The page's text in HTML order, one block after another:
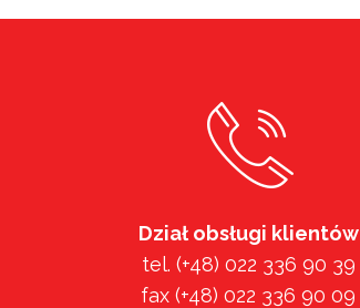
Dział obsługi klientów
tel. (+48) 022 336 90 39
fax (+48) 022 336 90 09